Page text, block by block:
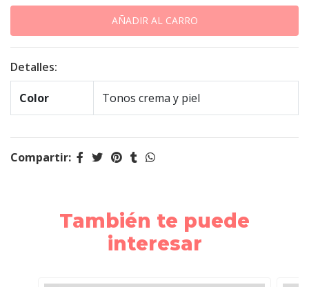
Detalles:
Color Tonos crema y piel
Compartir:
También te puede
interesar